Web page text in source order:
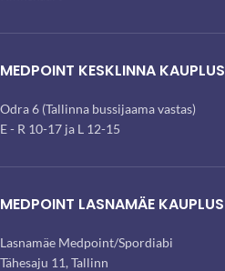
MEDPOINT KESKLINNA KAUPLUS
Odra 6 (Tallinna bussijaama vastas)
E - R 10-17 ja L 12-15
MEDPOINT LASNAMÄE KAUPLUS
Lasnamäe Medpoint/Spordiabi
Tähesaju 11, Tallinn